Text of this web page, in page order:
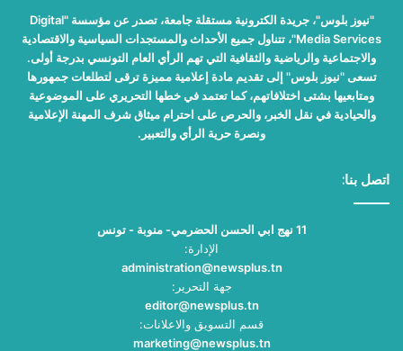
"نيوز بلوس"، جريدة الكترونية مستقلة جامعة، تصدر عن مؤسسة "Digital
Media Services"، تتناول جميع الأحداث والمستجدات السياسية والاقتصادية
والاجتماعية والرياضية والثقافية التي تهم الرأي العام التونسي بدرجة أولى.
تسعى "نيوز بلوس" إلى تقديم مادة إعلامية مميزة ترقى لتطلعات جمهورها
ومتابعيها بشتى اختلافاتهم، كما تعتمد في خطها التحريري على الموضوعية
والحيادية في نقل الخبر، والحرص على احترام ميثاق شرف المهنة الإعلامية
ونصرة حرية الرأي والتعبير.
اتصل بنا:
11 نهج ابي الحسن الحضرمي- منوبة - تونس
الإدارة:
administration@newsplus.tn
جهة التحرير:
editor@newsplus.tn
قسم التسويق والاعلانات:
marketing@newsplus.tn